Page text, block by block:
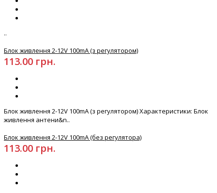
..
Блок живлення 2-12V 100mA (з регулятором)
113.00 грн.
Блок живлення 2-12V 100mA (з регулятором) Характеристики: Блок
живлення антени&n..
Блок живлення 2-12V 100mA (без регулятора)
113.00 грн.